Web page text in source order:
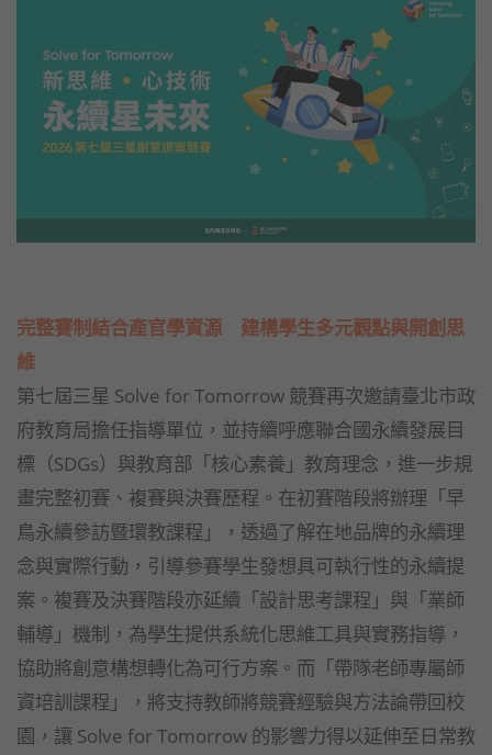
完整賽制結合產官學資源 建構學生多元觀點與開創思
維
第七屆三星 Solve for Tomorrow 競賽再次邀請臺北市政
府教育局擔任指導單位，並持續呼應聯合國永續發展目
標（SDGs）與教育部「核心素養」教育理念，進一步規
畫完整初賽、複賽與決賽歷程。在初賽階段將辦理「早
鳥永續參訪暨環教課程」，透過了解在地品牌的永續理
念與實際行動，引導參賽學生發想具可執行性的永續提
案。複賽及決賽階段亦延續「設計思考課程」與「業師
輔導」機制，為學生提供系統化思維工具與實務指導，
協助將創意構想轉化為可行方案。而「帶隊老師專屬師
資培訓課程」，將支持教師將競賽經驗與方法論帶回校
園，讓 Solve for Tomorrow 的影響力得以延伸至日常教